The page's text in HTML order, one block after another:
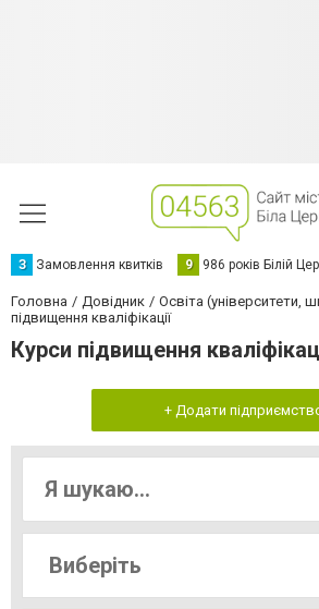
З Замовлення квитків 9 986 років Білій
Головна Довідник Освіта (університети,
підвищення кваліфікації
Курси підвищення
+ Додати